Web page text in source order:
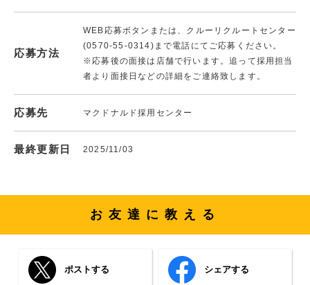
応募方法
WEB応募ボタンまたは、クルーリクルートセンター
(0570-55-0314)まで電話にてご応募ください。
※応募後の面接は店舗で行います。追って採用担当
者より面接日などの詳細をご連絡致します。
応募先 マクドナルド採用センター
最終更新日 2025/11/03
お友達に教える
ポストする シェアする